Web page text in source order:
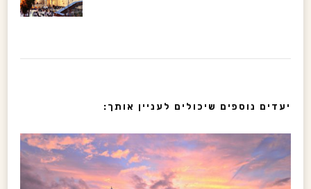
i
g
a
יעדים נוספים שיכולים לעניין אותך: